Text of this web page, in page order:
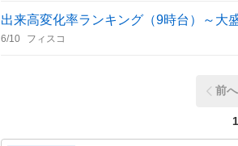
出来高変化率ランキング（9時台）～大
6/10 フィスコ
前へ
1